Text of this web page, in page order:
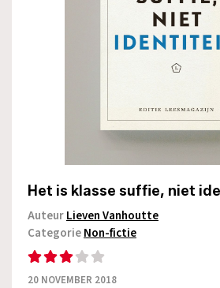
Het is klasse suffie, niet
AuteurLieven Vanhoutte
CategorieNon-fictie
20 NOVEMBER 2018